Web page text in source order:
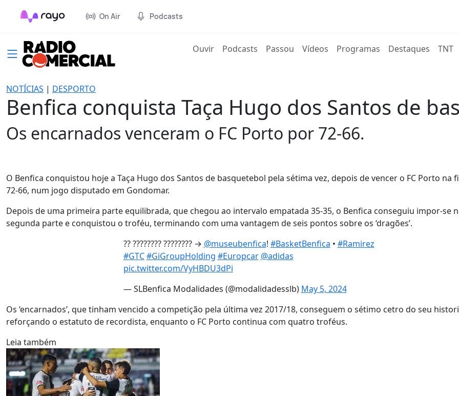
On Air Podcasts
Ouvir(current)
Podcasts Passou Vídeos Programas Destaques TNT
NOTÍCIAS | DESPORTO
Benfica conquista Taça Hugo dos Santos de
Os encarnados venceram o FC Porto por 72-66.
O Benfica conquistou hoje a Taça Hugo dos Santos de basquetebol pela sétima vez, depois de vencer o FC Porto na
72-66, num jogo disputado em Gondomar.
Depois de uma primeira parte equilibrada, que chegou ao intervalo empatada 35-35, o Benfica conseguiu impor-se
segunda parte e conquistou o troféu, terminando com uma vantagem de seis pontos sobre os ‘dragões’.
?? ???????? ???????? → @museubenfica! #BasketBenfica • #Ramirez
#GTC #GiGroupHolding #Europcar @adidas
pic.twitter.com/VyHBDU3dPi
— SLBenfica Modalidades (@modalidadesslb) May 5, 2024
Os ‘encarnados’, que tinham vencido a competição pela última vez 2017/18, conseguem o sétimo cetro do seu
reforçando o estatuto de recordista, enquanto o FC Porto continua com quatro troféus.
Leia também